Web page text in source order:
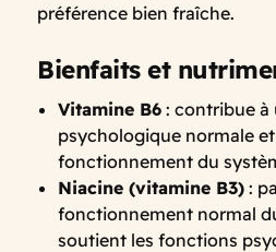
préférence bien fraîche.
Bienfaits et
Vitamine B6 : contribue
psychologique normale
fonctionnement du
Niacine (vitamine B3) :
fonctionnement normal
soutient les fonctions